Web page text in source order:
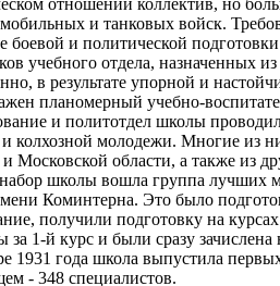
отношении коллектив, но
и танковых войск.
боевой и политической
учебного отдела, назначенных
в результате упорной и
планомерный учебно-
и политотдел школы
и колхозной молодежи. Многие из
Московской области, а также из
школы вошла группа лучших
Коминтерна. Это было
получили подготовку на
за 1-й курс и были сразу зачислена
1931 года школа выпустила
- 348 специалистов.